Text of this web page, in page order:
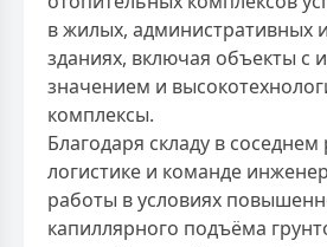
в жилых,
зданиях, включая объекты с
значением и
комплексы.
Благодаря складу в
логистике и команде
работы в условиях
капиллярного подъёма